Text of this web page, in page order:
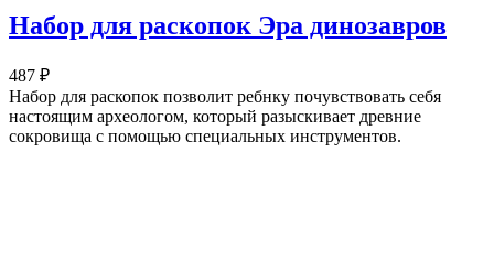
Набор для раскопок Эра динозавров
487 ₽
Набор для раскопок позволит ребнку почувствовать себя
настоящим археологом, который разыскивает древние
сокровища с помощью специальных инструментов.